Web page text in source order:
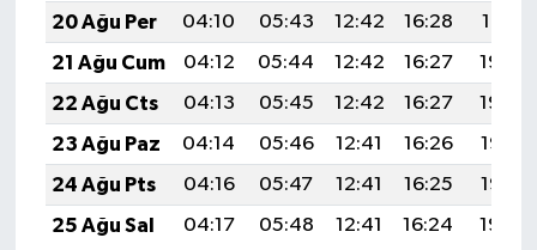
20 Ağu Per
04:10 05:43 12:42 16:28
19:31
21 Ağu Cum
04:12 05:44 12:42 16:27
19:30
22 Ağu Cts
04:13 05:45 12:42 16:27
19:29
23 Ağu Paz
04:14 05:46 12:41 16:26
19:27
24 Ağu Pts
04:16 05:47 12:41 16:25
19:26
25 Ağu Sal
04:17 05:48 12:41 16:24 19:24